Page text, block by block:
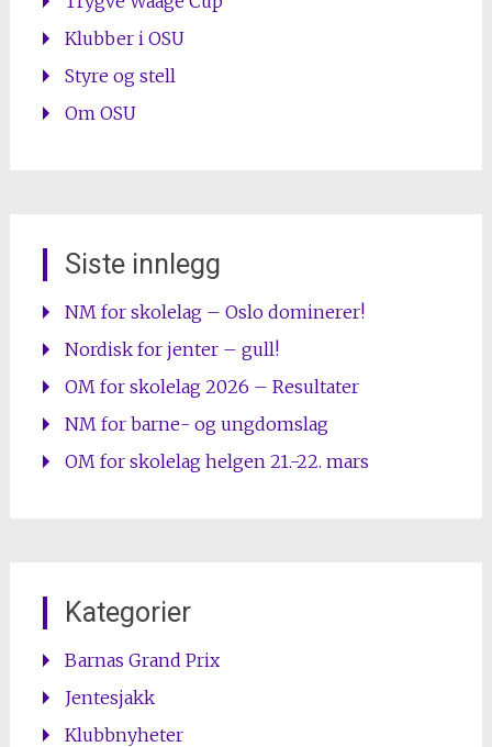
Klubber i OSU
Styre og stell
Om OSU
Siste innlegg
NM for skolelag – Oslo dominerer!
Nordisk for jenter – gull!
OM for skolelag 2026 – Resultater
NM for barne- og ungdomslag
OM for skolelag helgen 21.-22. mars
Kategorier
Barnas Grand Prix
Jentesjakk
Klubbnyheter